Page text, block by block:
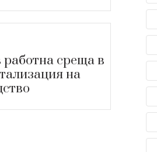
среща в
на